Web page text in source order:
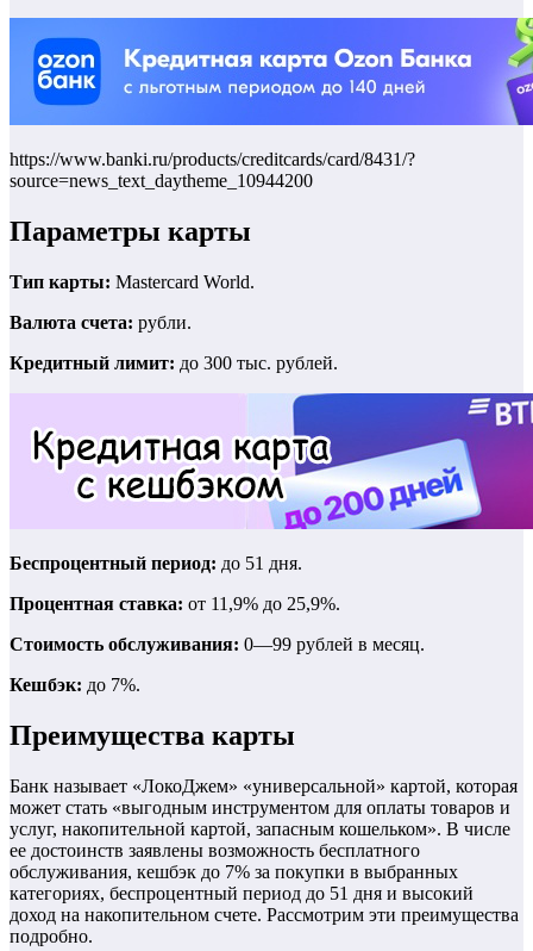
https://www.banki.ru/products/creditcards/card/8431/?
source=news_text_daytheme_10944200
Параметры карты
Тип карты: Mastercard World.
Валюта счета: рубли.
Кредитный лимит: до 300 тыс. рублей.
Беспроцентный период: до 51 дня.
Процентная ставка: от 11,9% до 25,9%.
Стоимость обслуживания: 0—99 рублей в месяц.
Кешбэк: до 7%.
Преимущества карты
Банк называет «ЛокоДжем» «универсальной» картой, которая
может стать «выгодным инструментом для оплаты товаров и
услуг, накопительной картой, запасным кошельком». В числе
ее достоинств заявлены возможность бесплатного
обслуживания, кешбэк до 7% за покупки в выбранных
категориях, беспроцентный период до 51 дня и высокий
доход на накопительном счете. Рассмотрим эти преимущества
подробно.